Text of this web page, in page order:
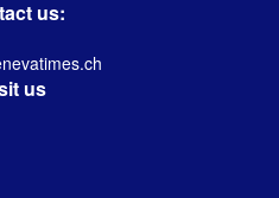
us:
us